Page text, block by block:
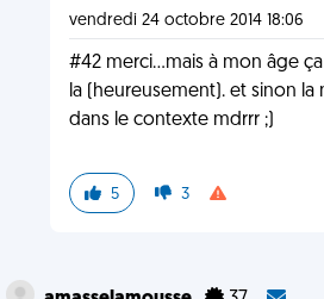
vendredi 24 octobre 2014 18:06
#42 merci...mais à mon âge
la (heureusement). et sinon
dans le contexte mdrrr ;)
5 3